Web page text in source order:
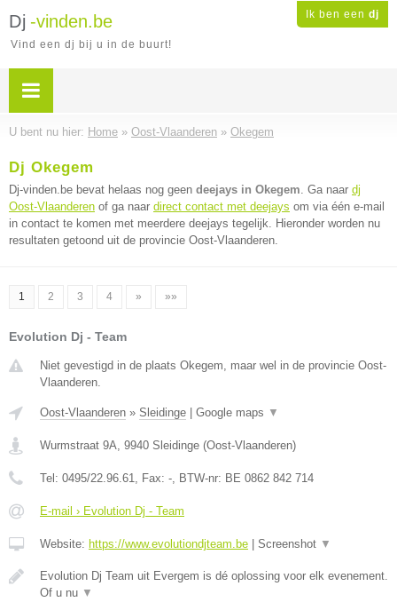
Ik ben een dj
Dj -vinden.be
Vind een dj bij u in de buurt!
U bent nu hier: Home » Oost-Vlaanderen » Okegem
Dj Okegem
Dj-vinden.be bevat helaas nog geen deejays in Okegem. Ga naar dj
Oost-Vlaanderen of ga naar direct contact met deejays om via één e-mail
in contact te komen met meerdere deejays tegelijk. Hieronder worden nu
resultaten getoond uit de provincie Oost-Vlaanderen.
1 2 3 4 » »»
Evolution Dj - Team
Niet gevestigd in de plaats Okegem, maar wel in de provincie Oost-
Vlaanderen.
Oost-Vlaanderen » Sleidinge Google maps ▼
Wurmstraat 9A, 9940 Sleidinge (Oost-Vlaanderen)
Tel: 0495/22.96.61, Fax: -, BTW-nr: BE 0862 842 714
E-mail › Evolution Dj - Team
Website: https://www.evolutiondjteam.be Screenshot ▼
Evolution Dj Team uit Evergem is dé oplossing voor elk evenement.
Of u nu ▼